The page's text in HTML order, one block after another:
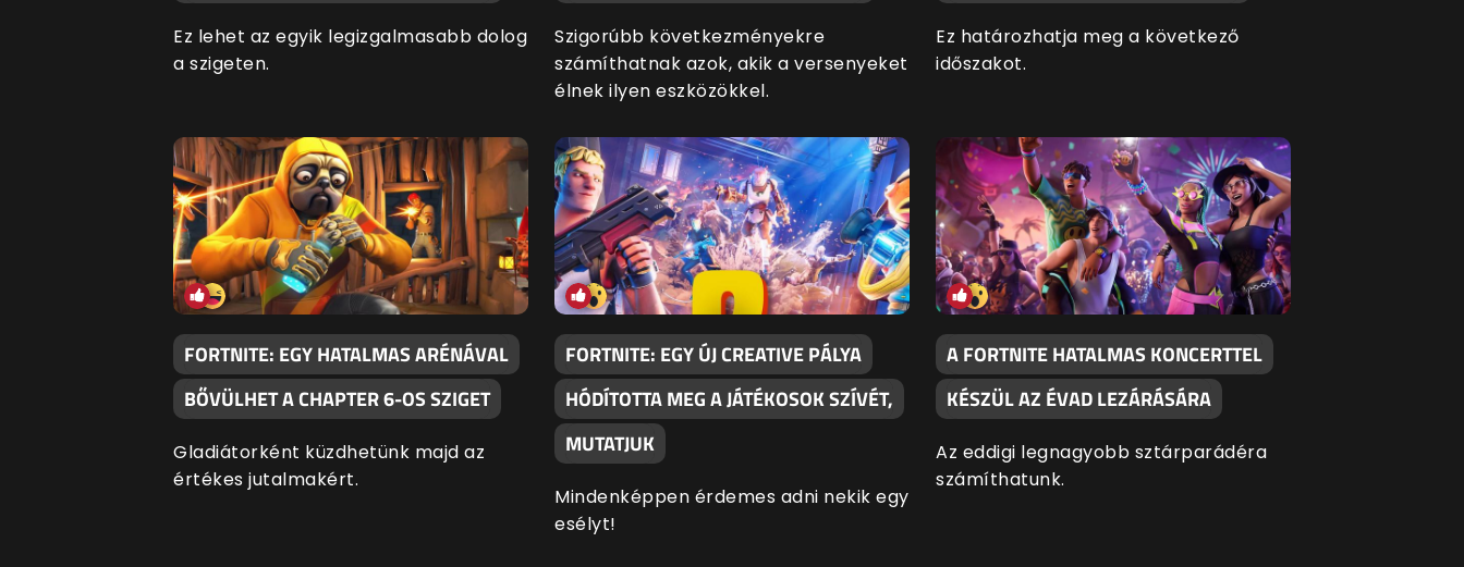
Ez lehet az egyik legizgalmasabb dolog
a szigeten.
Szigorúbb következményekre
számíthatnak azok, akik a versenyeket
élnek ilyen eszközökkel.
Ez határozhatja meg a következő
időszakot.
FORTNITE: EGY HATALMAS ARÉNÁVAL
BŐVÜLHET A CHAPTER 6-OS SZIGET
Gladiátorként küzdhetünk majd az
értékes jutalmakért.
FORTNITE: EGY ÚJ CREATIVE PÁLYA
HÓDÍTOTTA MEG A JÁTÉKOSOK SZÍVÉT,
MUTATJUK
Mindenképpen érdemes adni nekik egy
esélyt!
A FORTNITE HATALMAS KONCERTTEL
KÉSZÜL AZ ÉVAD LEZÁRÁSÁRA
Az eddigi legnagyobb sztárparádéra
számíthatunk.